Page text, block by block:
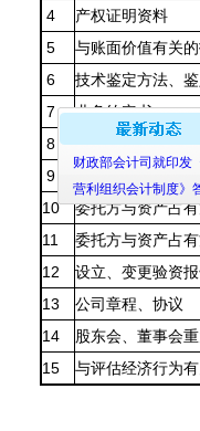
4
产权证明资料
5
与账面价值有关
6
技术鉴定方法、
7
业务约定书
8
向上级单位或股
9
10
委托方与资产占
11
委托方与资产占
12
设立、变更验资
13
公司章程、协议
14
股东会、董事会
15
与评估经济行为
财政部会计司就印
营利组织会计制度